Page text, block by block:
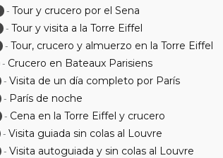
- Tour y crucero por el Sena
- Tour y visita a la Torre Eiffel
- Tour, crucero y almuerzo en la Torre Eiffel
- Crucero en Bateaux Parisiens
-Visita de un día completo por París
- París de noche
- Cena en la Torre Eiffel y crucero
-Visita guiada sin colas al Louvre
-Visita autoguiada y sin colas al Louvre